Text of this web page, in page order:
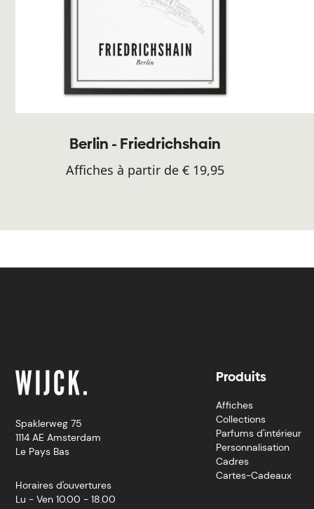
Berlin - Friedrichshain
Affiches à partir de € 19,95
Spaklerweg 75
1114 AE Amsterdam
Le Pays Bas
Horaires d'ouvertures
Lu - Ven 10.00 - 18.00
Produits
Affiches
Collections
Parfums d'intérieur
Personnalisation
Cadres
Cartes-Cadeaux